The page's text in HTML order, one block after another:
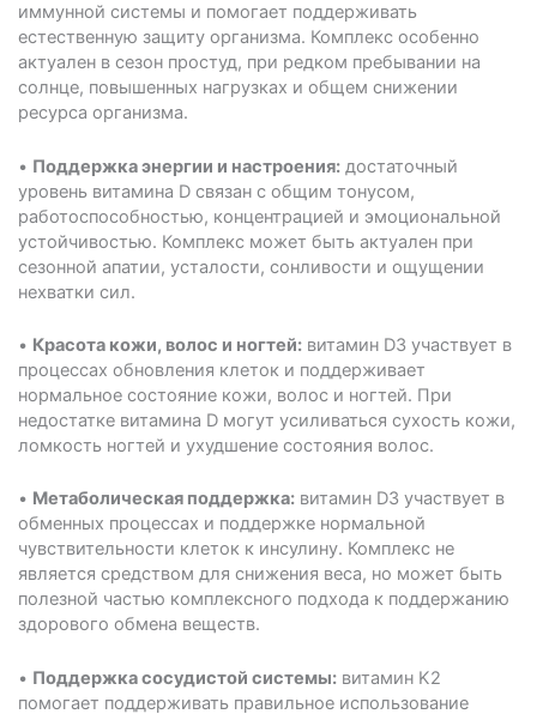
иммунной системы и помогает поддерживать
естественную защиту организма. Комплекс особенно
актуален в сезон простуд, при редком пребывании на
солнце, повышенных нагрузках и общем снижении
ресурса организма.
• Поддержка энергии и настроения:достаточный
уровень витамина D связан с общим тонусом,
работоспособностью, концентрацией и эмоциональной
устойчивостью. Комплекс может быть актуален при
сезонной апатии, усталости, сонливости и ощущении
нехватки сил.
• Красота кожи, волос и ногтей:витамин D3 участвует в
процессах обновления клеток и поддерживает
нормальное состояние кожи, волос и ногтей. При
недостатке витамина D могут усиливаться сухость кожи,
ломкость ногтей и ухудшение состояния волос.
• Метаболическая поддержка:витамин D3 участвует в
обменных процессах и поддержке нормальной
чувствительности клеток к инсулину. Комплекс не
является средством для снижения веса, но может быть
полезной частью комплексного подхода к поддержанию
здорового обмена веществ.
• Поддержка сосудистой системы:витамин K2
помогает поддерживать правильное использование